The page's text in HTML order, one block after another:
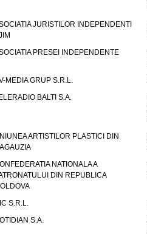
JURISTILOR INDEPENDENTI
PRESEI INDEPENDENTE
MEDIA GRUP S.R.L.
BALTI S.A.
ARTISTILOR PLASTICI DIN
NATIONALA A
DIN REPUBLICA
S.R.L.
S.A.